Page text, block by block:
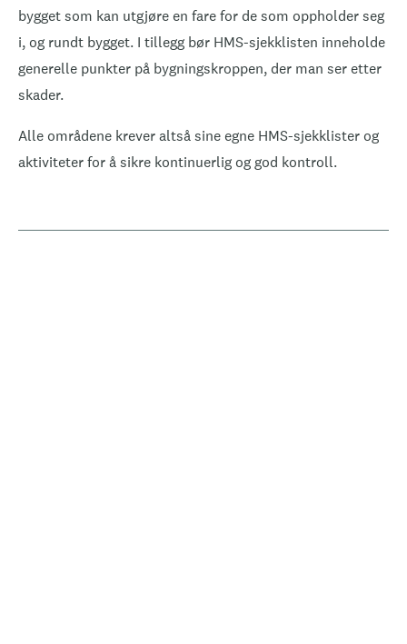
bygget som kan utgjøre en fare for de som oppholder seg
i, og rundt bygget. I tillegg bør HMS-sjekklisten inneholde
generelle punkter på bygningskroppen, der man ser etter
skader.
Alle områdene krever altså sine egne HMS-sjekklister og
aktiviteter for å sikre kontinuerlig og god kontroll.